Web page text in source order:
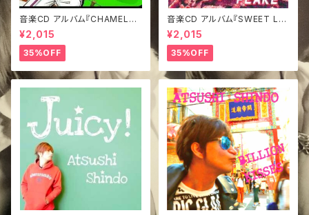
音楽CD アルバム『CHAMELEO
N』
¥2,015
35%OFF
音楽CD アルバム『SWEET LO
VE FLAKE』
¥2,015
35%OFF